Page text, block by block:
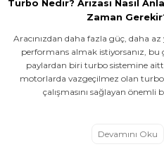
Turbo Nedir? Arızası Nasıl
Zaman
Aracınızdan daha fazla güç, daha az
performans almak istiyorsanız, bu
paylardan biri turbo sistemine
motorlarda vazgeçilmez olan
çalışmasını sağlayan önemli
Devamını Oku